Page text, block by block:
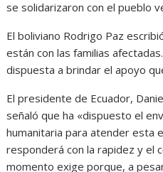
se solidarizaron con el pueblo
El boliviano Rodrigo Paz
están con las familias
dispuesta a brindar el apoyo
El presidente de Ecuador,
señaló que ha «dispuesto el
humanitaria para atender esta
responderá con la rapidez y el
momento exige porque, a